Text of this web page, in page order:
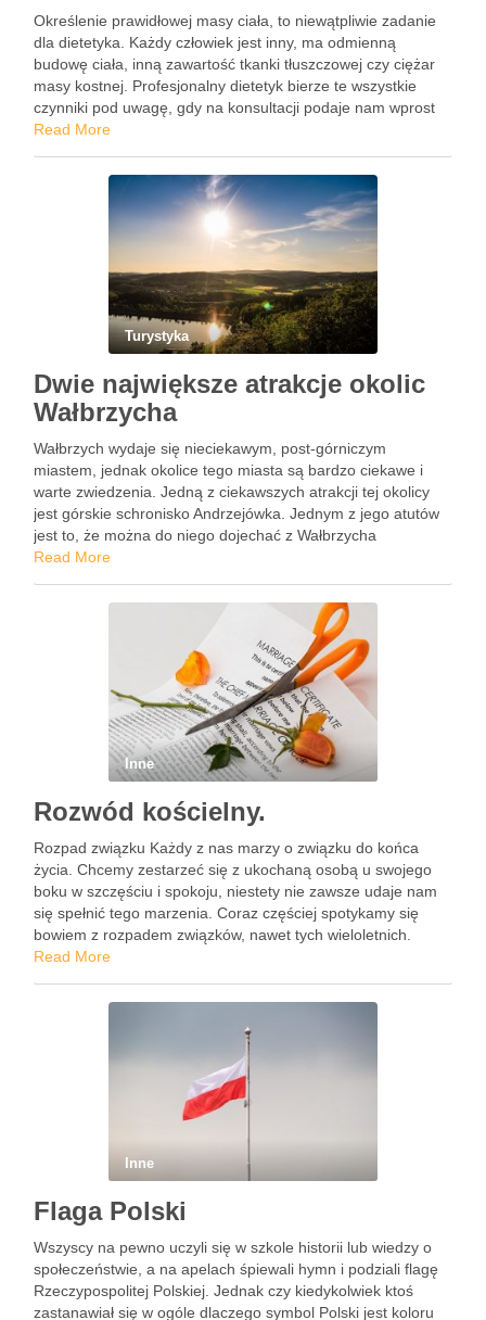
Określenie prawidłowej masy ciała, to niewątpliwie zadanie
dla dietetyka. Każdy człowiek jest inny, ma odmienną
budowę ciała, inną zawartość tkanki tłuszczowej czy ciężar
masy kostnej. Profesjonalny dietetyk bierze te wszystkie
czynniki pod uwagę, gdy na konsultacji podaje nam wprost
ile powinniśmy ważyć. Jednak w prosty sposób, możemy
Read More
Turystyka
Dwie największe atrakcje okolic
Wałbrzycha
Wałbrzych wydaje się nieciekawym, post-górniczym
miastem, jednak okolice tego miasta są bardzo ciekawe i
warte zwiedzenia. Jedną z ciekawszych atrakcji tej okolicy
jest górskie schronisko Andrzejówka. Jednym z jego atutów
jest to, że można do niego dojechać z Wałbrzycha
bezpośrednio autobusem miejskim. To czyni to miejsce
Read More
Inne
Rozwód kościelny.
Rozpad związku Każdy z nas marzy o związku do końca
życia. Chcemy zestarzeć się z ukochaną osobą u swojego
boku w szczęściu i spokoju, niestety nie zawsze udaje nam
się spełnić tego marzenia. Coraz częściej spotykamy się
bowiem z rozpadem związków, nawet tych wieloletnich.
Często nie wytrzymują one próby związanej …
Read More
Inne
Flaga Polski
Wszyscy na pewno uczyli się w szkole historii lub wiedzy o
społeczeństwie, a na apelach śpiewali hymn i podziali flagę
Rzeczypospolitej Polskiej. Jednak czy kiedykolwiek ktoś
zastanawiał się w ogóle dlaczego symbol Polski jest koloru